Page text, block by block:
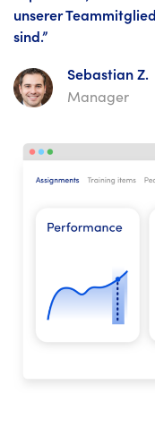
unserer
sind.”
Sebastian Z.
Manager